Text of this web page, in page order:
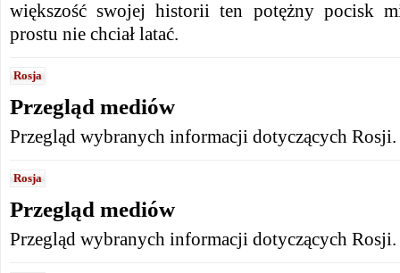
większość swojej historii ten potężny pocisk
prostu nie chciał latać.
Rosja
Przegląd mediów
Przegląd wybranych informacji dotyczących Rosji.
Rosja
Przegląd mediów
Przegląd wybranych informacji dotyczących Rosji.